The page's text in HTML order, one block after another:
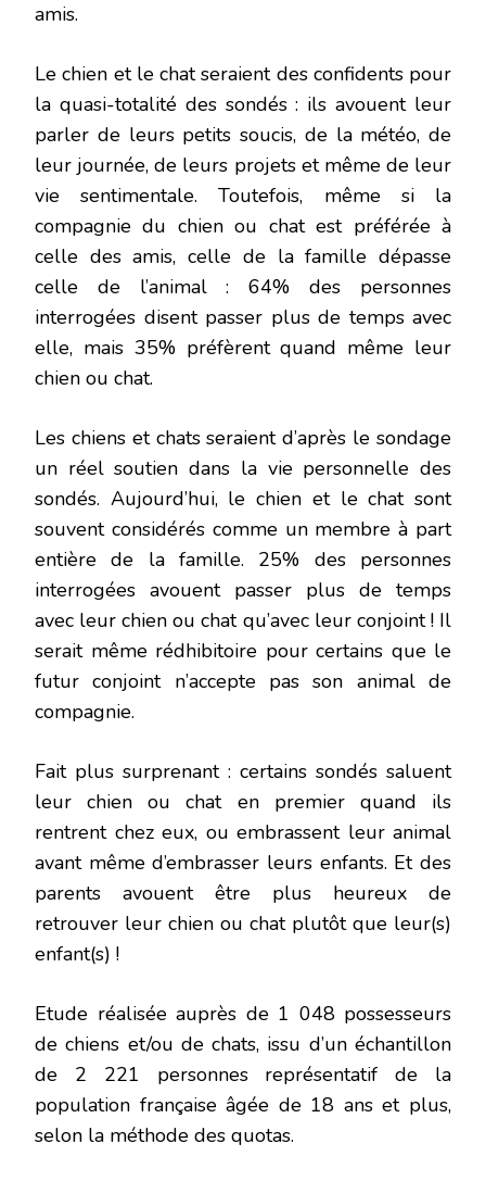
amis.
Le chien et le chat seraient des confidents pour
la quasi-totalité des sondés : ils avouent leur
parler de leurs petits soucis, de la météo, de
leur journée, de leurs projets et même de leur
vie sentimentale. Toutefois, même si la
compagnie du chien ou chat est préférée à
celle des amis, celle de la famille dépasse
celle de l’animal : 64% des personnes
interrogées disent passer plus de temps avec
elle, mais 35% préfèrent quand même leur
chien ou chat.
Les chiens et chats seraient d’après le sondage
un réel soutien dans la vie personnelle des
sondés. Aujourd’hui, le chien et le chat sont
souvent considérés comme un membre à part
entière de la famille. 25% des personnes
interrogées avouent passer plus de temps
avec leur chien ou chat qu’avec leur conjoint ! Il
serait même rédhibitoire pour certains que le
futur conjoint n’accepte pas son animal de
compagnie.
Fait plus surprenant : certains sondés saluent
leur chien ou chat en premier quand ils
rentrent chez eux, ou embrassent leur animal
avant même d’embrasser leurs enfants. Et des
parents avouent être plus heureux de
retrouver leur chien ou chat plutôt que leur(s)
enfant(s) !
Etude réalisée auprès de 1 048 possesseurs
de chiens et/ou de chats, issu d’un échantillon
de 2 221 personnes représentatif de la
population française âgée de 18 ans et plus,
selon la méthode des quotas.